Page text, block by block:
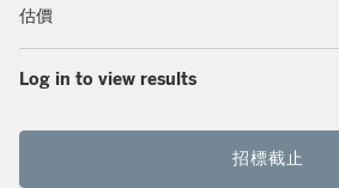
估價
Log in to view results
招標截止